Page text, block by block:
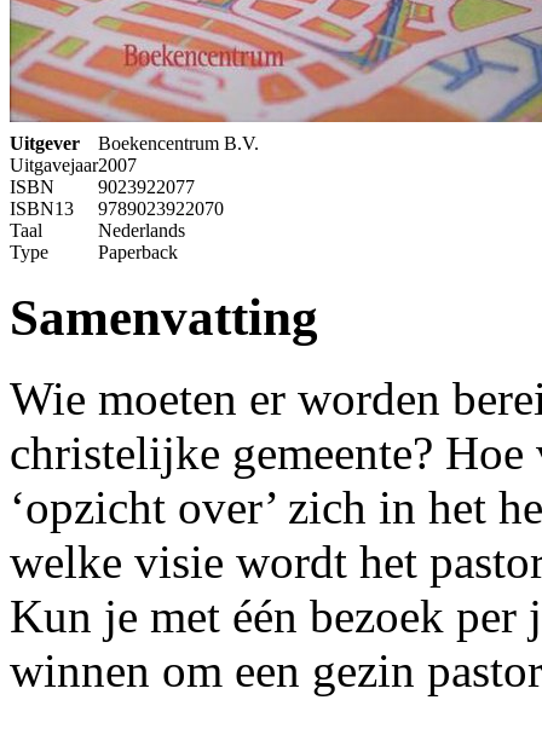
Uitgever
Boekencentrum B.V.
Uitgavejaar2007
ISBN
9023922077
ISBN13
9789023922070
Taal
Nederlands
Type
Paperback
Samenvatting
Wie moeten er worden
christelijke gemeente? Hoe
‘opzicht over’ zich in het
welke visie wordt het
Kun je met één bezoek
winnen om een gezin